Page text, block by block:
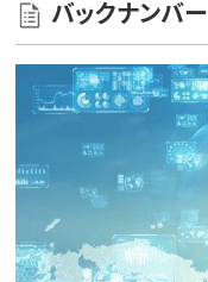
バックナンバー